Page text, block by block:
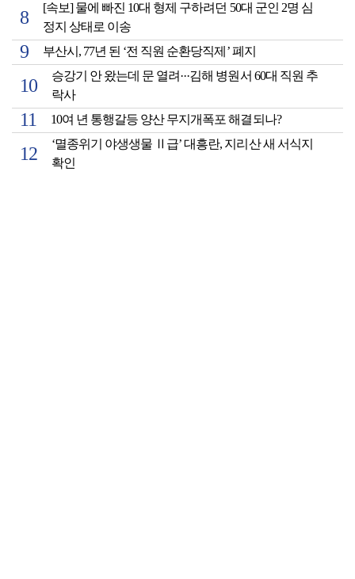
[속보] 물에 빠진 10대 형제 구하려던 50대 군인 2명 심
정지 상태로 이송
부산시, 77년 된 ‘전 직원 순환당직제’ 폐지
승강기 안 왔는데 문 열려···김해 병원서 60대 직원 추
락사
10여 년 통행갈등 양산 무지개폭포 해결되나?
‘멸종위기 야생생물 Ⅱ급’ 대흥란, 지리산 새 서식지
확인